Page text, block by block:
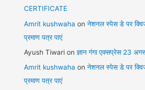
CERTIFICATE
Amrit kushwaha onनेशनल स्पेस डे पर
प्रमाण पत्र पाएं
Ayush Tiwari onज्ञान गंगा एक्सप्रेस 23
Amrit kushwaha onनेशनल स्पेस डे पर
प्रमाण पत्र पाएं